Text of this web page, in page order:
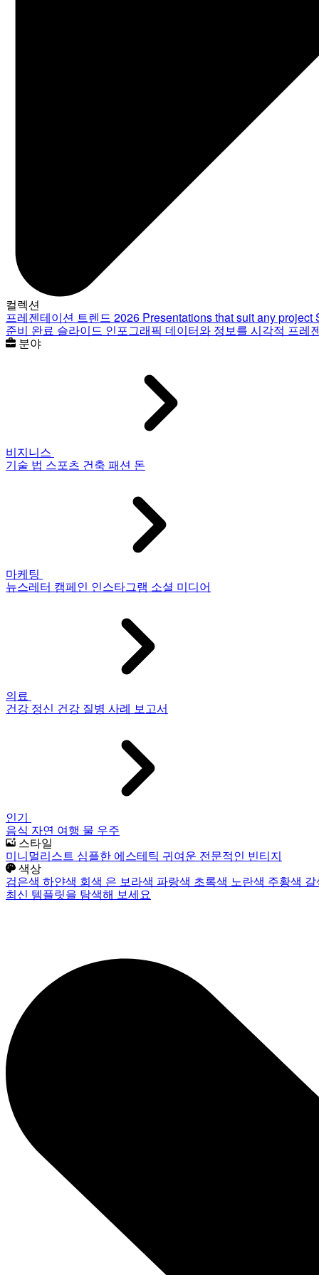
컬렉션
프레젠테이션 트렌드 2026 Presentations that suit any project
준비 완료 슬라이드 인포그래픽 데이터와 정보를 시각적 프레
분야
비지니스
기술 법 스포츠 건축 패션 돈
마케팅
뉴스레터 캠페인 인스타그램 소셜 미디어
의료
건강 정신 건강 질병 사례 보고서
인기
음식 자연 여행 물 우주
스타일
미니멀리스트 심플한 에스테틱 귀여운 전문적인 빈티지
색상
검은색 하얀색 회색 은 보라색 파랑색 초록색 노란색 주황색
최신 템플릿을 탐색해 보세요